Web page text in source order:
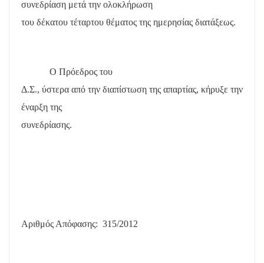
συνεδρίαση μετά την ολοκλήρωση
του δέκατου τέταρτου θέματος της ημερησίας διατάξεως.
Ο Πρόεδρος του
Δ.Σ., ύστερα από την διαπίστωση της απαρτίας, κήρυξε την
έναρξη της
συνεδρίασης.
Αριθμός Απόφασης: 315/2012